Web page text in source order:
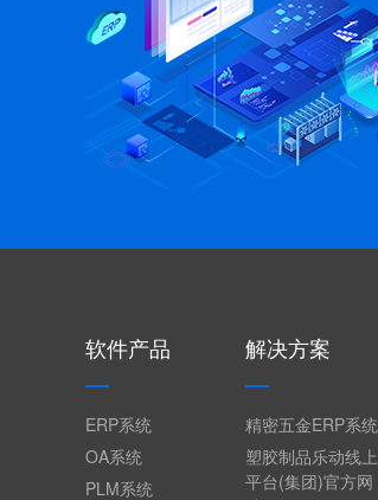
软件产品
ERP系统
OA系统
PLM系统
解决方案
精密五金ERP系统
塑胶制品乐动线上
平台(集团)官方网